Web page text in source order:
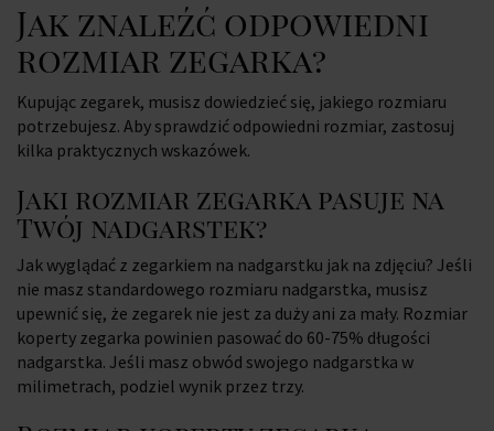
Jak znaleźć odpowiedni
rozmiar zegarka?
Kupując zegarek, musisz dowiedzieć się, jakiego rozmiaru
potrzebujesz. Aby sprawdzić odpowiedni rozmiar, zastosuj
kilka praktycznych wskazówek.
Jaki rozmiar zegarka pasuje na
Twój nadgarstek?
Jak wyglądać z zegarkiem na nadgarstku jak na zdjęciu? Jeśli
nie masz standardowego rozmiaru nadgarstka, musisz
upewnić się, że zegarek nie jest za duży ani za mały. Rozmiar
koperty zegarka powinien pasować do 60-75% długości
nadgarstka. Jeśli masz obwód swojego nadgarstka w
milimetrach, podziel wynik przez trzy.